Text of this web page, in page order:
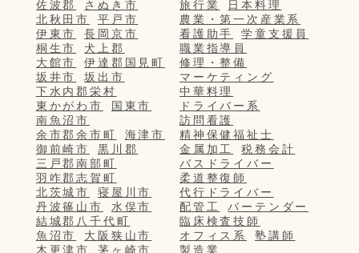
佐波郡
さぬき市
北秋田市
平戸市
伊東市
長岡京市
桐生市
犬上郡
大館市
伊達郡国見町
坂井市
坂出市
下水内郡栄村
東かがわ市
国東市
南魚沼市
余市郡余市町
海津市
御前崎市
黒川郡
三戸郡南部町
羽咋郡志賀町
北茨城市
寝屋川市
丹波篠山市
水俣市
結城郡八千代町
魚沼市
大阪狭山市
木更津市
茅ヶ崎市
旅行業
日本料理
農業・第一次産業系
看護助手
学童支援員
職業指導員
修理・整備
マーケティング
中華料理
ドライバー系
訪問看護
精神保健福祉士
金属加工
税務会計
バスドライバー
柔道整復師
代行ドライバー
配管工
バーテンダー
臨床検査技師
オフィス系
塾講師
製造業